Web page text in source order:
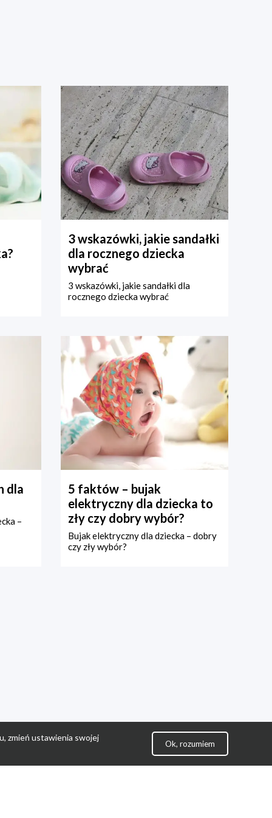
3 wskazówki, jakie sandałki
dla rocznego dziecka
wybrać
3 wskazówki, jakie sandałki dla
rocznego dziecka wybrać
dla
–
5 faktów – bujak
elektryczny dla dziecka to
zły czy dobry wybór?
Bujak elektryczny dla dziecka – dobry
czy zły wybór?
zmień ustawienia swojej
Ok, rozumiem